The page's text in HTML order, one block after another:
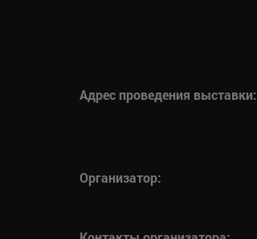
Адрес проведения выставки:
Организатор: